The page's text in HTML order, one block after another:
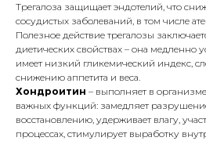
Трегалоза защищает эндотелий, что
сосудистых заболеваний, в том числе
Полезное действие трегалозы
диетических свойствах – она медленно
имеет низкий гликемический индекс,
снижению аппетита и веса.
Хондроитин – выполняет в
важных функций: замедляет
восстановлению, удерживает влагу,
процессах, стимулирует выработку